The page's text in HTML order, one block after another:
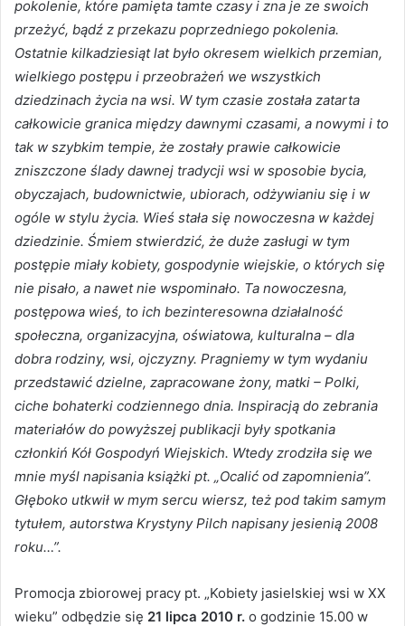
pokolenie, które pamięta tamte czasy i zna je ze swoich
przeżyć, bądź z przekazu poprzedniego pokolenia.
Ostatnie kilkadziesiąt lat było okresem wielkich przemian,
wielkiego postępu i przeobrażeń we wszystkich
dziedzinach życia na wsi. W tym czasie została zatarta
całkowicie granica między dawnymi czasami, a nowymi i to
tak w szybkim tempie, że zostały prawie całkowicie
zniszczone ślady dawnej tradycji wsi w sposobie bycia,
obyczajach, budownictwie, ubiorach, odżywianiu się i w
ogóle w stylu życia. Wieś stała się nowoczesna w każdej
dziedzinie. Śmiem stwierdzić, że duże zasługi w tym
postępie miały kobiety, gospodynie wiejskie, o których się
nie pisało, a nawet nie wspominało. Ta nowoczesna,
postępowa wieś, to ich bezinteresowna działalność
społeczna, organizacyjna, oświatowa, kulturalna – dla
dobra rodziny, wsi, ojczyzny. Pragniemy w tym wydaniu
przedstawić dzielne, zapracowane żony, matki – Polki,
ciche bohaterki codziennego dnia. Inspiracją do zebrania
materiałów do powyższej publikacji były spotkania
członkiń Kół Gospodyń Wiejskich. Wtedy zrodziła się we
mnie myśl napisania książki pt. „Ocalić od zapomnienia”.
Głęboko utkwił w mym sercu wiersz, też pod takim samym
tytułem, autorstwa Krystyny Pilch napisany jesienią 2008
roku…”.
Promocja zbiorowej pracy pt. „Kobiety jasielskiej wsi w XX
wieku” odbędzie się 21 lipca 2010 r. o godzinie 15.00 w